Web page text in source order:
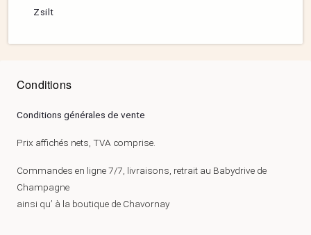
Zsilt
Conditions
Conditions générales de vente
Prix affichés nets, TVA comprise.
Commandes en ligne 7/7, livraisons, retrait au Babydrive de
Champagne
ainsi qu’ à la boutique de Chavornay